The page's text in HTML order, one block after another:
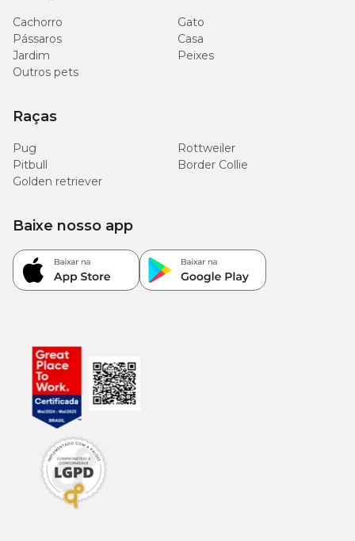
Cachorro
Gato
Pássaros
Casa
Jardim
Peixes
Outros pets
Raças
Pug
Rottweiler
Pitbull
Border Collie
Golden retriever
Baixe nosso app